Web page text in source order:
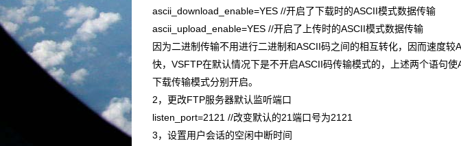
ascii_download_enable=YES //开启了下载时的ASCII模式数据传输
ascii_upload_enable=YES //开启了上传时的ASCII模式数据传输
因为二进制传输不用进行二进制和ASCII码之间的相互转化，因而速度较
快，VSFTP在默认情况下是不开启ASCII码传输模式的，上述两个语句使
下载传输模式分别开启。
2，更改FTP服务器默认监听端口
listen_port=2121 //改变默认的21端口号为2121
3，设置用户会话的空闲中断时间